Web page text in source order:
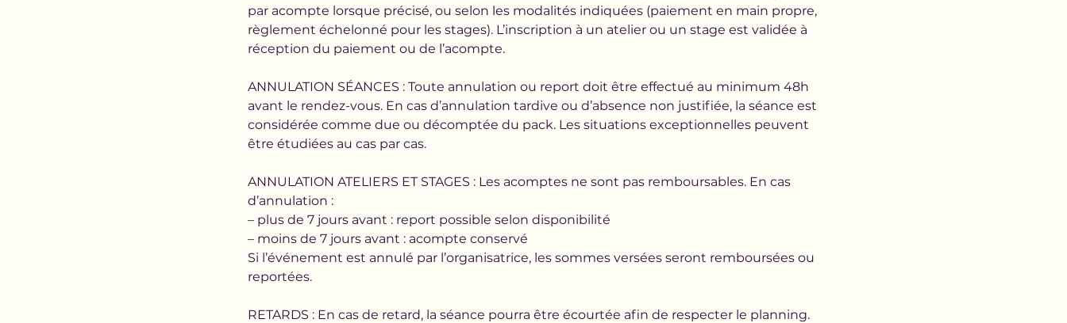
par acompte lorsque précisé, ou selon les modalités indiquées (paiement en main propre,
règlement échelonné pour les stages). L’inscription à un atelier ou un stage est validée à
réception du paiement ou de l’acompte.
ANNULATION SÉANCES : Toute annulation ou report doit être effectué au minimum 48h
avant le rendez-vous. En cas d’annulation tardive ou d’absence non justifiée, la séance est
considérée comme due ou décomptée du pack. Les situations exceptionnelles peuvent
être étudiées au cas par cas.
ANNULATION ATELIERS ET STAGES : Les acomptes ne sont pas remboursables. En cas
d’annulation :
– plus de 7 jours avant : report possible selon disponibilité
– moins de 7 jours avant : acompte conservé
Si l’événement est annulé par l’organisatrice, les sommes versées seront remboursées ou
reportées.
RETARDS : En cas de retard, la séance pourra être écourtée afin de respecter le planning.